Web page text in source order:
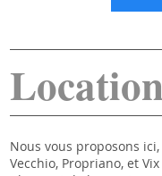
Nous vous proposons
Vecchio, Propriano, et